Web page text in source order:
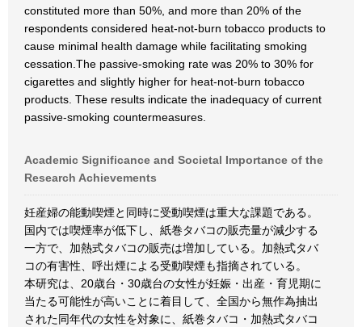
constituted more than 50%, and more than 20% of the
respondents considered heat-not-burn tobacco products to
cause minimal health damage while facilitating smoking
cessation.The passive-smoking rate was 20% to 30% for
cigarettes and slightly higher for heat-not-burn tobacco
products. These results indicate the inadequacy of current
passive-smoking countermeasures.
Academic Significance and Societal Importance of the
Research Achievements
妊産婦の能動喫煙と同時に受動喫煙は重大な課題である。
国内では喫煙率が低下し、紙巻タバコの販売量が減少する
一方で、加熱式タバコの販売は増加している。加熱式タバ
コの有害性、呼出煙による受動喫煙も指摘されている。
本研究は、20歳台・30歳台の女性が妊娠・出産・育児期に
当たる可能性が高いことに着目して、全国から無作為抽出
された同年代の女性を対象に、紙巻タバコ・加熱式タバコ